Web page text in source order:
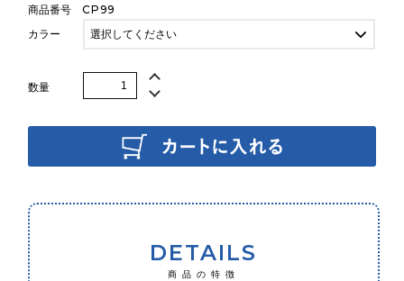
カタログ
保湿水
タイプ／サイズから探す
中巻（ロング巻）
商品番号CP99
カラー
数量
DETAILS
商品の特徴